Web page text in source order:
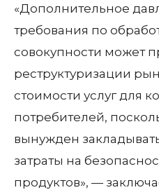
«Дополнительное
требования по
совокупности может
реструктуризации
стоимости услуг для
потребителей,
вынужден
затраты на
продуктов», —